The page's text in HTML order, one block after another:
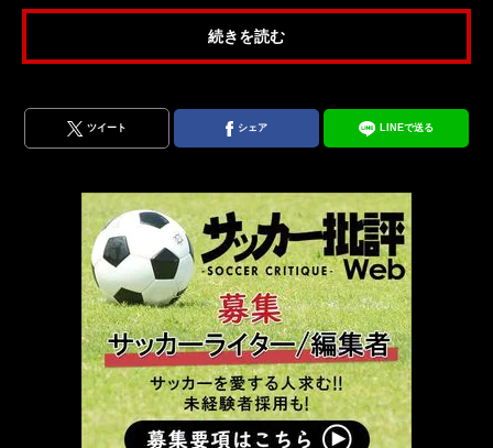
続きを読む
ツイート シェア LINEで送る